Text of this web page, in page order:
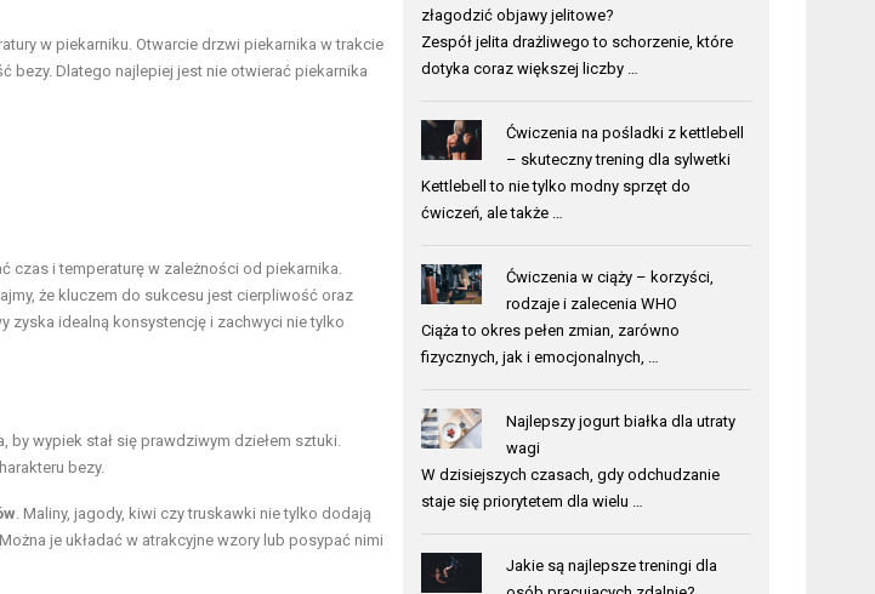
w piekarniku. Otwarcie drzwi piekarnika w trakcie
bezy. Dlatego najlepiej jest nie otwierać piekarnika
czas i temperaturę w zależności od piekarnika.
że kluczem do sukcesu jest cierpliwość oraz
zyska idealną konsystencję i zachwyci nie tylko
wypiek stał się prawdziwym dziełem sztuki.
bezy.
. Maliny, jagody, kiwi czy truskawki nie tylko dodają
je układać w atrakcyjne wzory lub posypać nimi
złagodzić objawy jelitowe?
Zespół jelita drażliwego to schorzenie, które
dotyka coraz większej liczby …
Ćwiczenia na pośladki z kettlebell
– skuteczny trening dla sylwetki
Kettlebell to nie tylko modny sprzęt do
ćwiczeń, ale także …
Ćwiczenia w ciąży – korzyści,
rodzaje i zalecenia WHO
Ciąża to okres pełen zmian, zarówno
fizycznych, jak i emocjonalnych, …
Najlepszy jogurt białka dla utraty
wagi
W dzisiejszych czasach, gdy odchudzanie
staje się priorytetem dla wielu …
Jakie są najlepsze treningi dla